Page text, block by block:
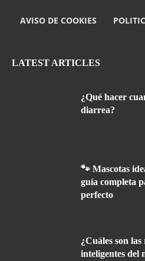
AVISO DE COOKIES
LATEST ARTICLES
¿Qué hacer
diarrea?
🐾 Mascotas
guía completa
perfecto
¿Cuáles son
inteligentes del